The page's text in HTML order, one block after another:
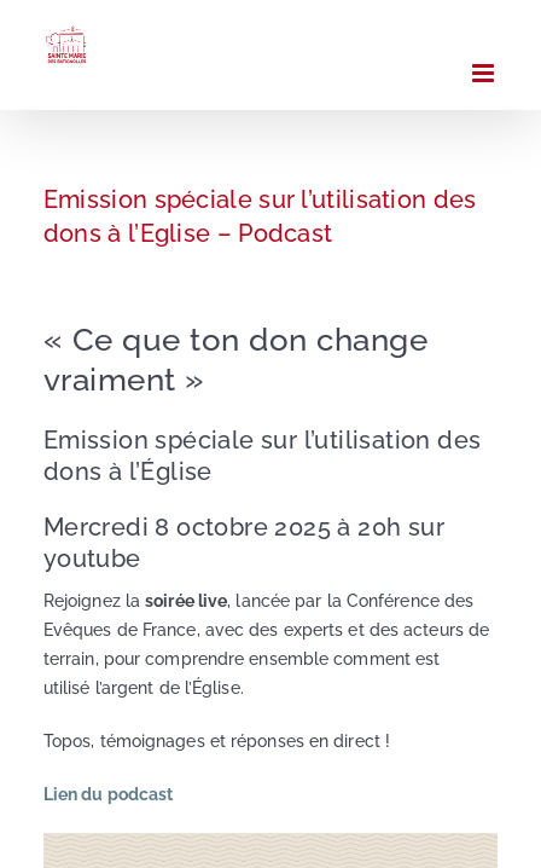
Emission spéciale sur l’utilisation des
dons à l’Eglise – Podcast
« Ce que ton don change
vraiment »
Emission spéciale sur l’utilisation des
dons à l’Église
Mercredi 8 octobre 2025 à 20h sur
youtube
Rejoignez lasoirée live, lancée par la Conférence des
Evêques de France, avec des experts et des acteurs de
terrain, pour comprendre ensemble comment est
utilisé l’argent de l’Église.
Topos, témoignages et réponses en direct !
Lien du podcast